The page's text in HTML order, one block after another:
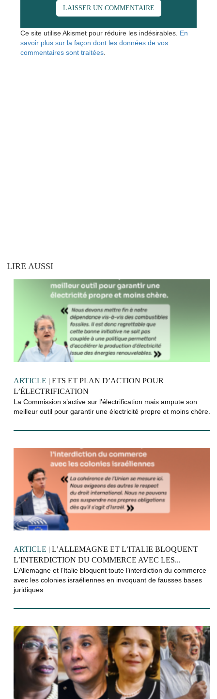
Ce site utilise Akismet pour réduire les indésirables. En
savoir plus sur la façon dont les données de vos
commentaires sont traitées
LIRE AUSSI
ARTICLE | ETS ET PLAN D’ACTION POUR
L’ÉLECTRIFICATION
La Commission s’active sur l’électrification mais ampute son
meilleur outil pour garantir une électricité propre et moins chère.
ARTICLE | L’ALLEMAGNE ET L’ITALIE BLOQUENT
L’INTERDICTION DU COMMERCE AVEC LES...
L’Allemagne et l’Italie bloquent toute l’interdiction du commerce
avec les colonies israéliennes en invoquant de fausses bases
juridiques